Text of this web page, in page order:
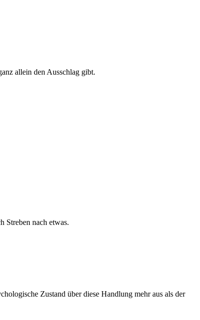
allein den Ausschlag gibt.
Streben nach etwas.
Zustand über diese Handlung mehr aus als der